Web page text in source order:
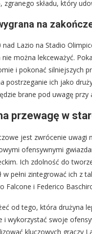
składu, który
na
Lazio na Stadio
można lekceważyć.
i pokonać silniejszych
postrzeganie ich jako
brane pod uwagę
przewagę w
jest zwrócenie
ofensywnymi
Ich zdolność do
w pełni zintegrować ich z
Falcone i Federico
od tego, która drużyna
i wykorzystać swoje
kluczowych graczy